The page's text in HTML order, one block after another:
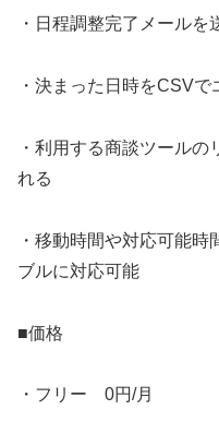
・日程調整完了メールを
・決まった日時をCSV
・利用する商談ツールの
れる
・移動時間や対応可能
ブルに対応可能
■価格
・フリー 0円/月